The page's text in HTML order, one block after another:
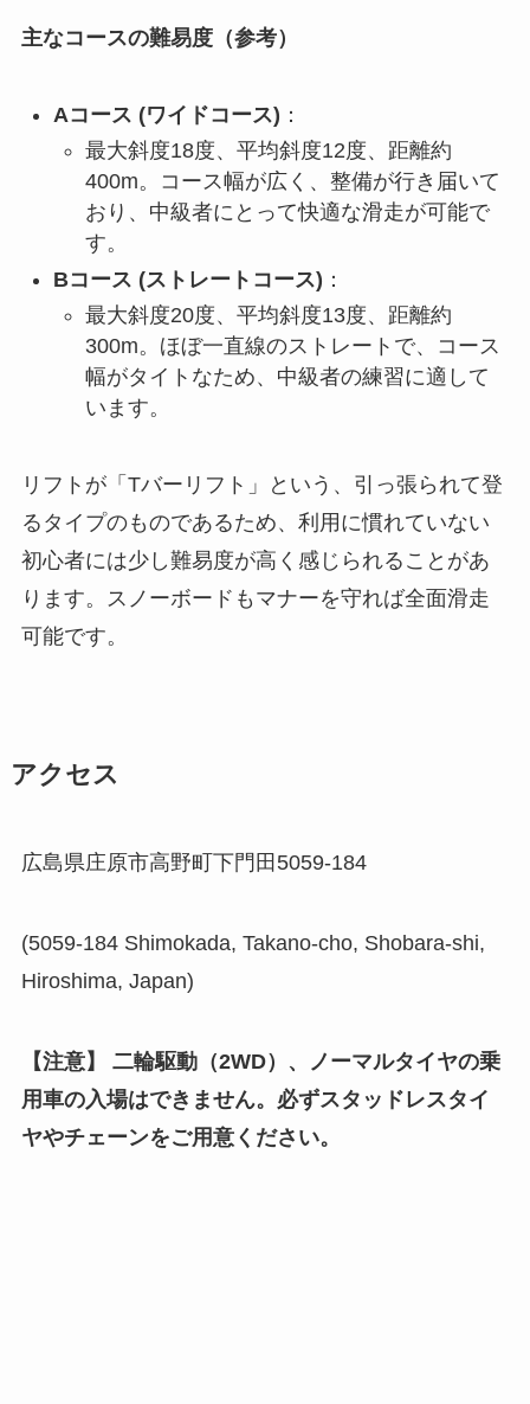
主なコースの難易度（参考）
Aコース (ワイドコース) ：
最大斜度18度、平均斜度12度、距離約
400m。コース幅が広く、整備が行き届いて
おり、中級者にとって快適な滑走が可能で
す。
Bコース (ストレートコース) ：
最大斜度20度、平均斜度13度、距離約
300m。ほぼ一直線のストレートで、コース
幅がタイトなため、中級者の練習に適して
います。
リフトが「Tバーリフト」という、引っ張られて登
るタイプのものであるため、利用に慣れていない
初心者には少し難易度が高く感じられることがあ
ります。スノーボードもマナーを守れば全面滑走
可能です。
アクセス
広島県庄原市高野町下門田5059-184
(5059-184 Shimokada, Takano-cho, Shobara-shi,
Hiroshima, Japan)
【注意】
二輪駆動（2WD）、ノーマルタイヤの乗
用車の入場はできません。必ずスタッドレスタイ
ヤやチェーンをご用意ください。